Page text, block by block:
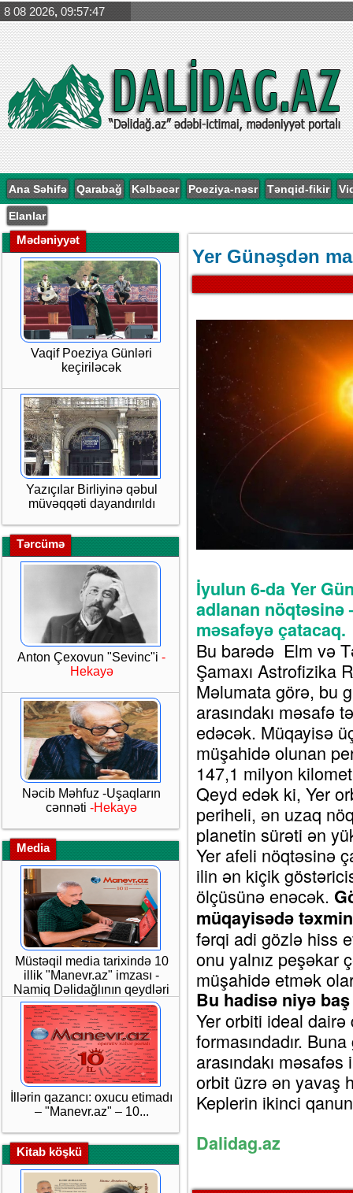
8 08 2026, 09:57:47
Ana Səhifə Qarabağ Kəlbəcər Poeziya-nəsr Tənqid-fikir
Elanlar
Mədəniyyət
Vaqif Poeziya Günləri
keçiriləcək
Yazıçılar Birliyinə qəbul
müvəqqəti dayandırıldı
Tərcümə
Anton Çexovun "Sevinc"i -
Hekayə
Nəcib Məhfuz -Uşaqların
cənnəti -Hekayə
Media
Müstəqil media tarixində 10
illik "Manevr.az" imzası -
Namiq Dəlidağlının qeydləri
İllərin qazancı: oxucu etimadı
– "Manevr.az" – 10...
Kitab köşkü
Yer Günəşdən
İyulun 6-da Yer
adlanan
məsafəyə çatacaq.
Bu barədə Elm və
Şamaxı Astrofizika
Məlumata görə, bu
arasındakı məsafə
edəcək. Müqayisə
müşahidə olunan
147,1 milyon
Qeyd edək ki, Yer
periheli, ən uzaq
planetin sürəti ən
Yer afeli nöqtəsinə
ilin ən kiçik
ölçüsünə enəcək.
müqayisədə
fərqi adi gözlə hiss
onu yalnız peşəkar
müşahidə etmək
Bu hadisə niyə
Yer orbiti ideal
formasındadır.
arasındakı
orbit üzrə ən yavaş
Keplerin ikinci
Dalidag.az